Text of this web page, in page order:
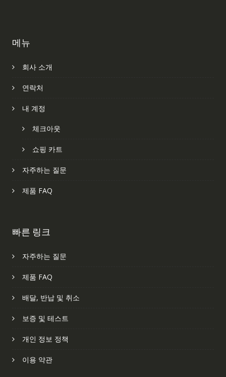
메뉴
회사 소개
연락처
내 계정
체크아웃
쇼핑 카트
자주하는 질문
제품 FAQ
빠른 링크
자주하는 질문
제품 FAQ
배달, 반납 및 취소
보증 및 테스트
개인 정보 정책
이용 약관